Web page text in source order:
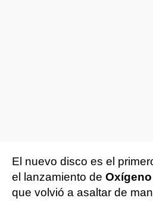
El nuevo disco es el
el lanzamiento de
que volvió a asaltar de